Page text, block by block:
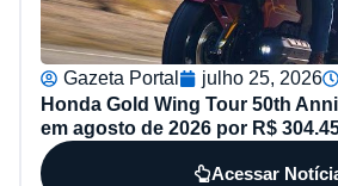
Gazeta Portal julho 25, 2026
Honda Gold Wing Tour 50th
em agosto de 2026 por R$
Acessar